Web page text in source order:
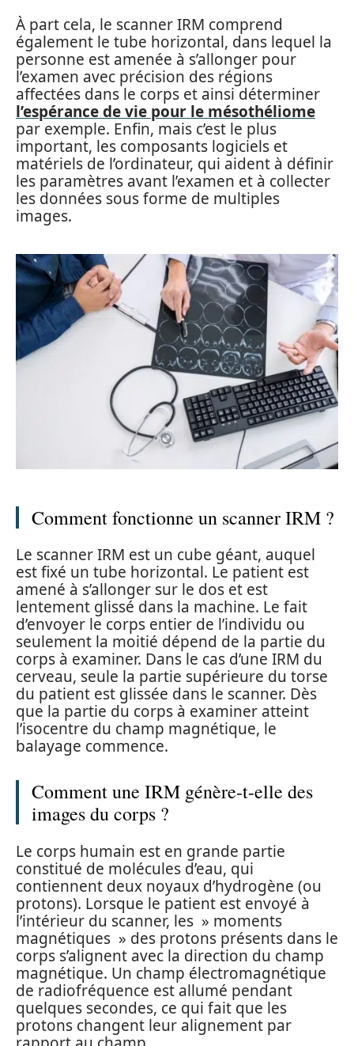
À part cela, le scanner IRM comprend
également le tube horizontal, dans lequel la
personne est amenée à s’allonger pour
l’examen avec précision des régions
affectées dans le corps et ainsi déterminer
l’espérance de vie pour le mésothéliome
par exemple. Enfin, mais c’est le plus
important, les composants logiciels et
matériels de l’ordinateur, qui aident à définir
les paramètres avant l’examen et à collecter
les données sous forme de multiples
images.
Comment fonctionne un scanner IRM ?
Le scanner IRM est un cube géant, auquel
est fixé un tube horizontal. Le patient est
amené à s’allonger sur le dos et est
lentement glissé dans la machine. Le fait
d’envoyer le corps entier de l’individu ou
seulement la moitié dépend de la partie du
corps à examiner. Dans le cas d’une IRM du
cerveau, seule la partie supérieure du torse
du patient est glissée dans le scanner. Dès
que la partie du corps à examiner atteint
l’isocentre du champ magnétique, le
balayage commence.
Comment une IRM génère-t-elle des
images du corps ?
Le corps humain est en grande partie
constitué de molécules d’eau, qui
contiennent deux noyaux d’hydrogène (ou
protons). Lorsque le patient est envoyé à
l’intérieur du scanner, les » moments
magnétiques » des protons présents dans le
corps s’alignent avec la direction du champ
magnétique. Un champ électromagnétique
de radiofréquence est allumé pendant
quelques secondes, ce qui fait que les
protons changent leur alignement par